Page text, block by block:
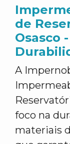
de
Osasco
A
foco na
materiais